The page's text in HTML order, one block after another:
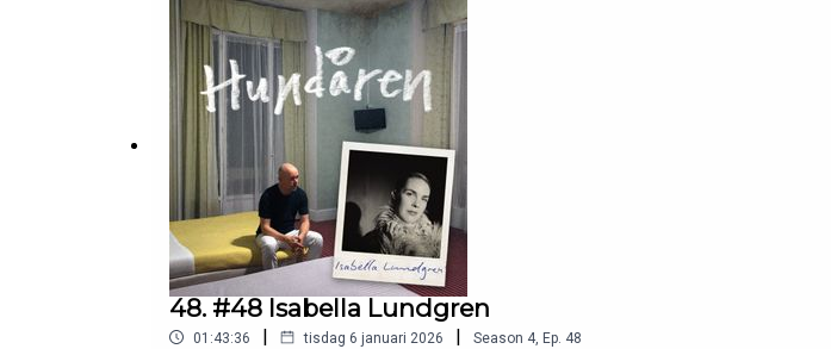
48. #48 Isabella Lundgren
01:43:36 | tisdag 6 januari 2026 | Season 4, Ep. 48